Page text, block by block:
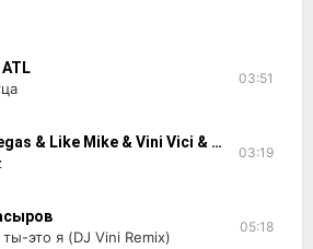
03:51
Dimitri Vegas & Like Mike & Vini Vici & Liquid Soul
03:19
это я (DJ Vini Remix)
05:18